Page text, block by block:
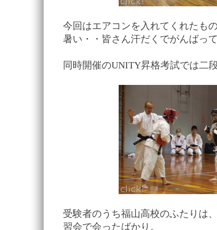
今回はエアコンを入れてくれたも
暑い・・皆さん汗だくでがんばっ
同時開催のUNITY昇格考試では二
受験者のうち福山高校のふたりは
習会で会ったばかり。